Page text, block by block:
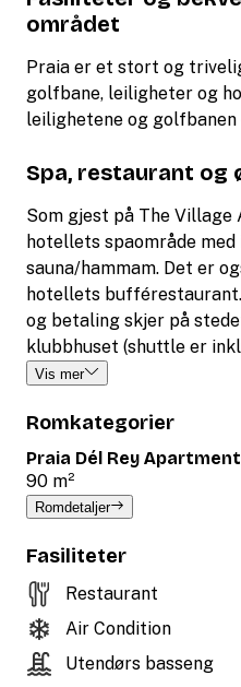
området
Praia er et stort og
golfbane, leiligheter og
leilighetene og
Spa, restaurant og
Som gjest på The
hotellets spaområde
sauna/hammam. Det er
hotellets
og betaling skjer på
klubbhuset (shuttle er
Vis mer
Romkategorier
Praia Dél Rey
90 m²
Romdetaljer
Fasiliteter
Restaurant
Air Condition
Utendørs basseng